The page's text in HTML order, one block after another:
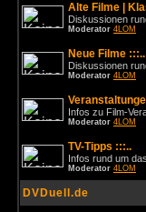
Alte Filme |
Diskussionen
Moderator 4LOM
Neue Filme :::..
Diskussionen
Moderator 4LOM
Infos zu Film-
Moderator 4LOM
TV-Tipps :::..
Infos rund um
Moderator 4LOM
DVDuell.de